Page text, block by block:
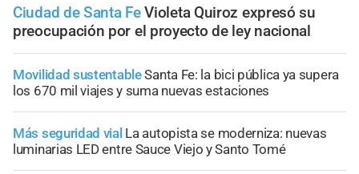
Ciudad de Santa Fe Violeta Quiroz expresó su
preocupación por el proyecto de ley nacional
Movilidad sustentableSanta Fe: la bici pública ya supera
los 670 mil viajes y suma nuevas estaciones
Más seguridad vial La autopista se moderniza: nuevas
luminarias LED entre Sauce Viejo y Santo Tomé